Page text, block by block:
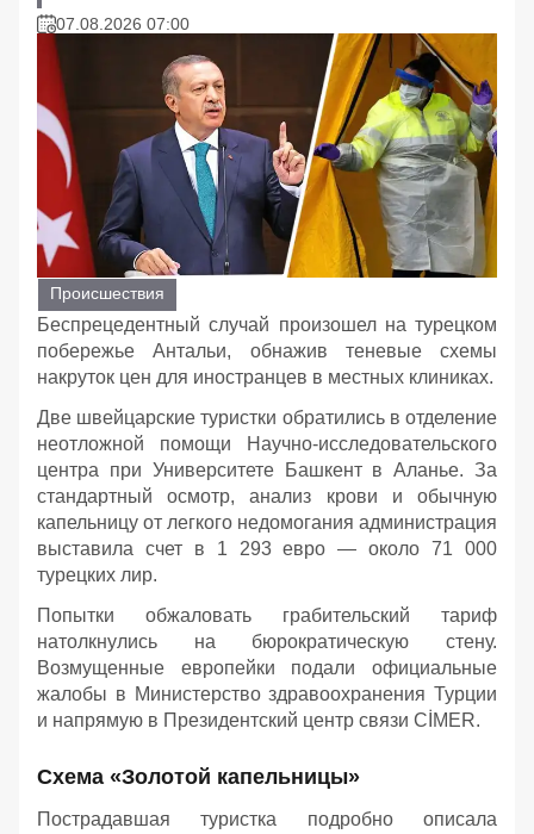
07.08.2026 07:00
Происшествия
Беспрецедентный случай произошел на турецком
побережье Антальи, обнажив теневые схемы
накруток цен для иностранцев в местных клиниках.
Две швейцарские туристки обратились в отделение
неотложной помощи Научно-исследовательского
центра при Университете Башкент в Аланье. За
стандартный осмотр, анализ крови и обычную
капельницу от легкого недомогания администрация
выставила счет в 1 293 евро — около 71 000
турецких лир.
Попытки обжаловать грабительский тариф
натолкнулись на бюрократическую стену.
Возмущенные европейки подали официальные
жалобы в Министерство здравоохранения Турции
и напрямую в Президентский центр связи CİMER.
Схема «Золотой капельницы»
Пострадавшая туристка подробно описала